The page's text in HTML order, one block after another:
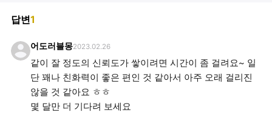
답변1
어도러블몽2023.02.26
같이 잘 정도의 신뢰도가 쌓이려면 시간이 좀 걸려요~ 일
단 꽤나 친화력이 좋은 편인 것 같아서 아주 오래 걸리진
않을 것 같아요 ㅎㅎ
몇 달만 더 기다려 보세요